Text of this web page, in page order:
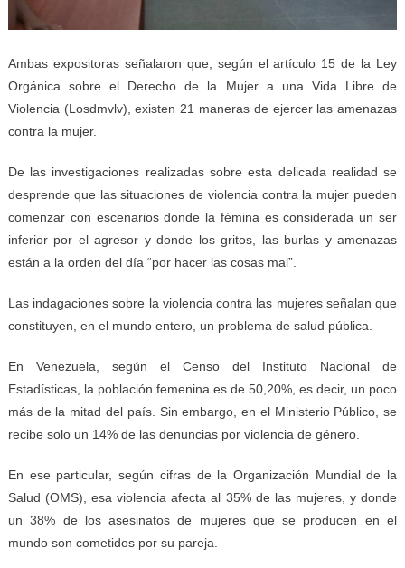
Ambas expositoras señalaron que, según el artículo 15 de la Ley
Orgánica sobre el Derecho de la Mujer a una Vida Libre de
Violencia (Losdmvlv), existen 21 maneras de ejercer las amenazas
contra la mujer.
De las investigaciones realizadas sobre esta delicada realidad se
desprende que las situaciones de violencia contra la mujer pueden
comenzar con escenarios donde la fémina es considerada un ser
inferior por el agresor y donde los gritos, las burlas y amenazas
están a la orden del día “por hacer las cosas mal”.
Las indagaciones sobre la violencia contra las mujeres señalan que
constituyen, en el mundo entero, un problema de salud pública.
En Venezuela, según el Censo del Instituto Nacional de
Estadísticas, la población femenina es de 50,20%, es decir, un poco
más de la mitad del país. Sin embargo, en el Ministerio Público, se
recibe solo un 14% de las denuncias por violencia de género.
En ese particular, según cifras de la Organización Mundial de la
Salud (OMS), esa violencia afecta al 35% de las mujeres, y donde
un 38% de los asesinatos de mujeres que se producen en el
mundo son cometidos por su pareja.